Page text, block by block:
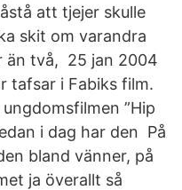
att tjejer skulle
skit om varandra
än två, 25 jan 2004
tafsar i Fabiks film.
”Hip
i dag har den På
bland vänner, på
ja överallt så